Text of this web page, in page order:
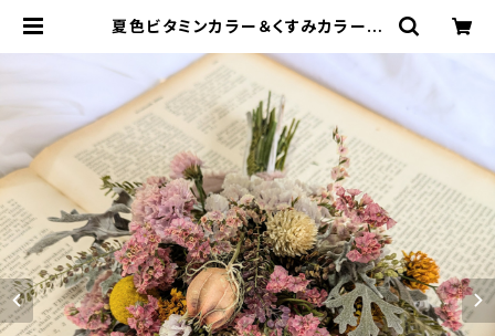
夏色ビタミンカラー＆くすみカラース
ア 新築祝い | Florilege